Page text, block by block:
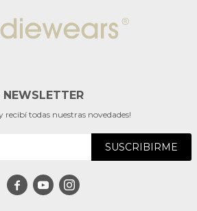
NEWSLETTER
recibí todas nuestras novedades!
SUSCRIBIRME
  